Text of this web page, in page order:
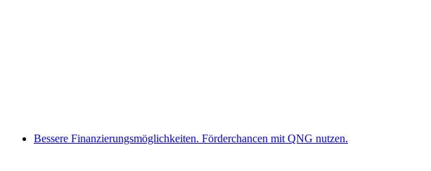
Bessere Finanzierungsmöglichkeiten. Förderchancen mit QNG nutzen.